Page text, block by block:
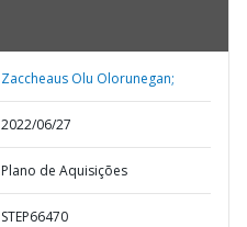
Zaccheaus Olu Olorunegan;
2022/06/27
Plano de Aquisições
STEP66470